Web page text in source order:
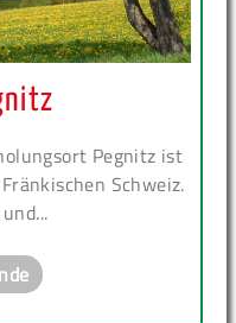
Pegnitz ist
Schweiz.